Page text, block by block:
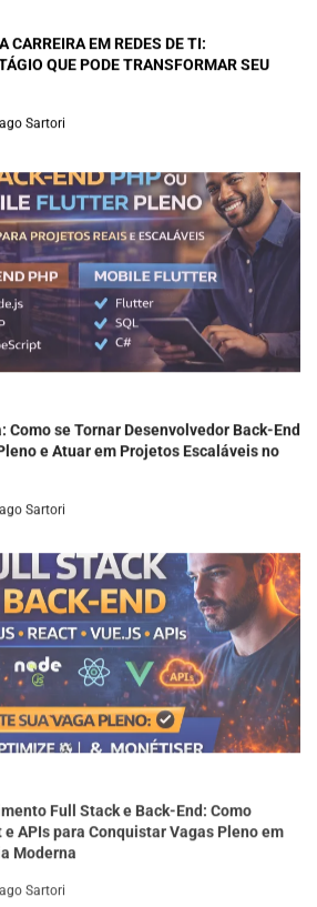
CARREIRA EM REDES DE TI:
QUE PODE TRANSFORMAR SEU
Sartori
se Tornar Desenvolvedor Back-End
e Atuar em Projetos Escaláveis no
Full Stack e Back-End: Como
APIs para Conquistar Vagas Pleno em
Moderna
Sartori